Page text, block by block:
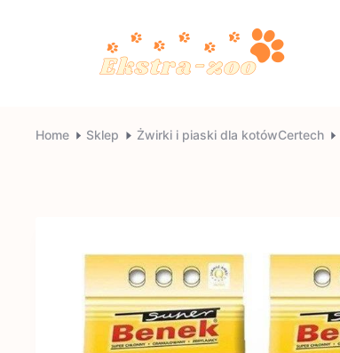
zoo
Home Sklep Żwirki i piaski dla kotówCertech